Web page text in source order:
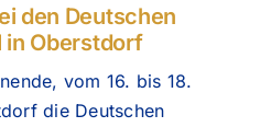
den Deutschen
in Oberstdorf
vom 16. bis 18.
die Deutschen